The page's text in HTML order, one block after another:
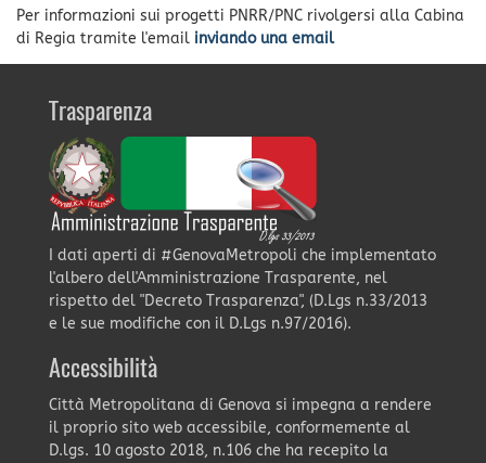
Per informazioni sui progetti PNRR/PNC rivolgersi alla Cabina
di Regia tramite l'email inviando una email
Trasparenza
I dati aperti di #GenovaMetropoli che implementato
l'albero dell'Amministrazione Trasparente, nel
rispetto del "Decreto Trasparenza", (D.Lgs n.33/2013
e le sue modifiche con il D.Lgs n.97/2016).
Accessibilità
Città Metropolitana di Genova si impegna a rendere
il proprio sito web accessibile, conformemente al
D.lgs. 10 agosto 2018, n.106 che ha recepito la